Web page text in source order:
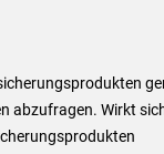
abzufragen. Wirkt